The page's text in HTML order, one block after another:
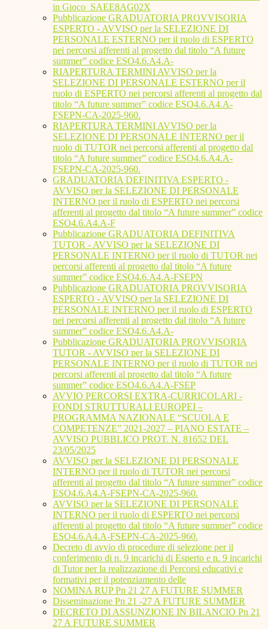
in Gioco_SAEE8AG02X
Pubblicazione GRADUATORIA PROVVISORIA
ESPERTO - AVVISO per la SELEZIONE DI
PERSONALE ESTERNO per il ruolo di ESPERTO
nei percorsi afferenti al progetto dal titolo “A future
summer” codice ESO4.6.A4.A-
RIAPERTURA TERMINI AVVISO per la
SELEZIONE DI PERSONALE ESTERNO per il
ruolo di ESPERTO nei percorsi afferenti al progetto dal
titolo “A future summer” codice ESO4.6.A4.A-
FSEPN-CA-2025-960.
RIAPERTURA TERMINI AVVISO per la
SELEZIONE DI PERSONALE INTERNO per il
ruolo di TUTOR nei percorsi afferenti al progetto dal
titolo “A future summer” codice ESO4.6.A4.A-
FSEPN-CA-2025-960.
GRADUATORIA DEFINITIVA ESPERTO -
AVVISO per la SELEZIONE DI PERSONALE
INTERNO per il ruolo di ESPERTO nei percorsi
afferenti al progetto dal titolo “A future summer” codice
ESO4.6.A4.A-F
Pubblicazione GRADUATORIA DEFINITIVA
TUTOR - AVVISO per la SELEZIONE DI
PERSONALE INTERNO per il ruolo di TUTOR nei
percorsi afferenti al progetto dal titolo “A future
summer” codice ESO4.6.A4.A-FSEPN
Pubblicazione GRADUATORIA PROVVISORIA
ESPERTO - AVVISO per la SELEZIONE DI
PERSONALE INTERNO per il ruolo di ESPERTO
nei percorsi afferenti al progetto dal titolo “A future
summer” codice ESO4.6.A4.A-
Pubblicazione GRADUATORIA PROVVISORIA
TUTOR - AVVISO per la SELEZIONE DI
PERSONALE INTERNO per il ruolo di TUTOR nei
percorsi afferenti al progetto dal titolo “A future
summer” codice ESO4.6.A4.A-FSEP
AVVIO PERCORSI EXTRA-CURRICOLARI -
FONDI STRUTTURALI EUROPEI –
PROGRAMMA NAZIONALE “SCUOLA E
COMPETENZE” 2021-2027 – PIANO ESTATE –
AVVISO PUBBLICO PROT. N. 81652 DEL
23/05/2025
AVVISO per la SELEZIONE DI PERSONALE
INTERNO per il ruolo di TUTOR nei percorsi
afferenti al progetto dal titolo “A future summer” codice
ESO4.6.A4.A-FSEPN-CA-2025-960.
AVVISO per la SELEZIONE DI PERSONALE
INTERNO per il ruolo di ESPERTO nei percorsi
afferenti al progetto dal titolo “A future summer” codice
ESO4.6.A4.A-FSEPN-CA-2025-960.
Decreto di avvio di procedure di selezione per il
conferimento di n. 9 incarichi di Esperto e n. 9 incarichi
di Tutor per la realizzazione di Percorsi educativi e
formativi per il potenziamento delle
NOMINA RUP Pn 21 27 A FUTURE SUMMER
Disseminazione Pn 21 -27 A FUTURE SUMMER
DECRETO DI ASSUNZIONE IN BILANCIO Pn 21
27 A FUTURE SUMMER